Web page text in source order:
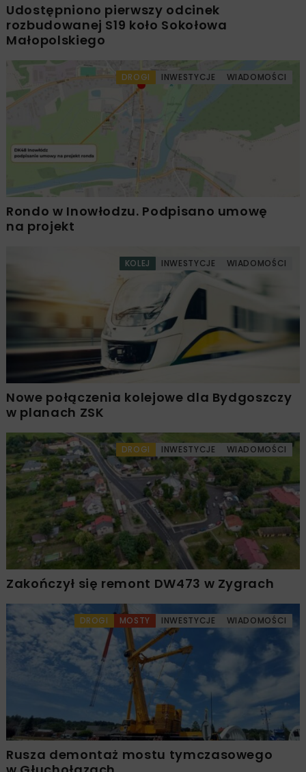
Udostępniono pierwszy odcinek
rozbudowanej S19 koło Sokołowa
Małopolskiego
DROGI INWESTYCJE WIADOMOŚCI
Rondo w Inowłodzu. Podpisano umowę
na projekt
KOLEJ INWESTYCJE WIADOMOŚCI
Nowe połączenia kolejowe dla Bydgoszczy
w planach ZSK
DROGI INWESTYCJE WIADOMOŚCI
Zakończył się remont DW473 w Zygrach
DROGI MOSTY INWESTYCJE WIADOMOŚCI
Rusza demontaż mostu tymczasowego